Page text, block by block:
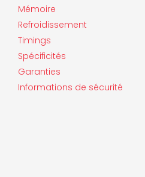
Mémoire
Refroidissement
Timings
Spécificités
Garanties
Informations de sécurité